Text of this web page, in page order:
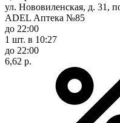
ул. Нововиленская, д. 31,
ADEL Аптека №85
до 22:00
1 шт. в 10:27
до 22:00
6,62 р.